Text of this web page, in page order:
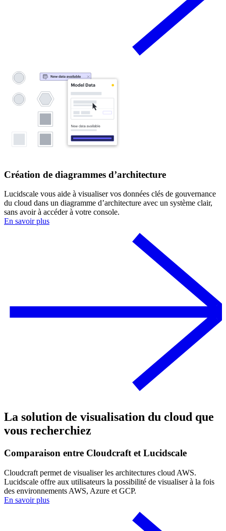
Création de diagrammes d’architecture
Lucidscale vous aide à visualiser vos données clés de gouvernance
du cloud dans un diagramme d’architecture avec un système clair,
sans avoir à accéder à votre console.
En savoir plus
La solution de visualisation du cloud que
vous recherchiez
Comparaison entre Cloudcraft et Lucidscale
Cloudcraft permet de visualiser les architectures cloud AWS.
Lucidscale offre aux utilisateurs la possibilité de visualiser à la fois
des environnements AWS, Azure et GCP.
En savoir plus